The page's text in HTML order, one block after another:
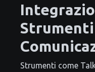
Strumenti come